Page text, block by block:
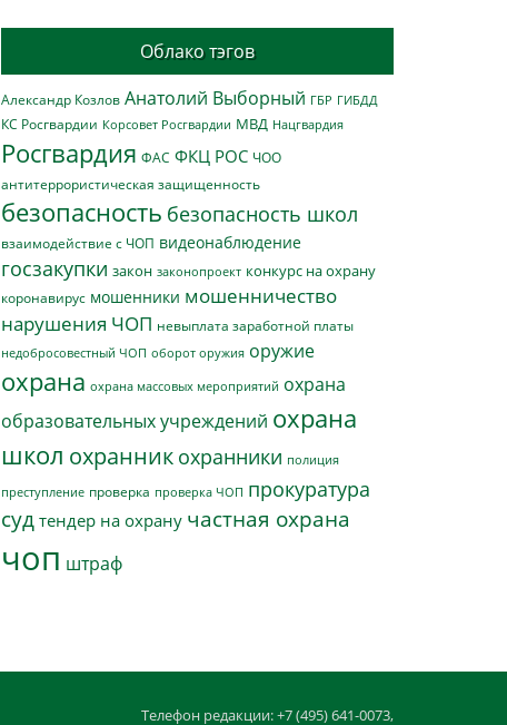
Облако тэгов
Александр Козлов Анатолий Выборный ГБР ГИБДД
КС Росгвардии Корсовет Росгвардии МВД Нацгвардия
Росгвардия ФАС ФКЦ РОС ЧОО
антитеррористическая защищенность
безопасность безопасность школ
взаимодействие с ЧОП видеонаблюдение
госзакупки закон законопроект конкурс на охрану
коронавирус мошенники мошенничество
нарушения ЧОП невыплата заработной платы
недобросовестный ЧОП оборот оружия оружие
охрана охрана массовых мероприятий охрана
образовательных учреждений охрана
школ охранник охранники полиция
преступление проверка проверка ЧОП прокуратура
суд тендер на охрану частная охрана
чоп штраф
Телефон редакции: +7 (495) 641-0073,